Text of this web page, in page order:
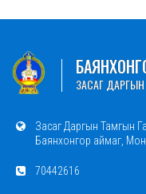
ЗАСАГ
Засаг Даргын Тамгын
Баянхонгор аймаг,
70442616